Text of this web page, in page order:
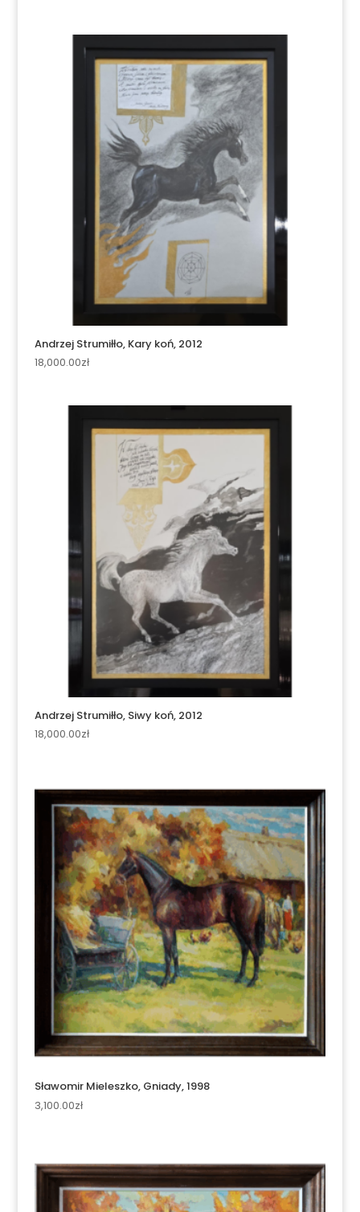
Andrzej Strumiłło, Kary koń, 2012
18,000.00zł
Andrzej Strumiłło, Siwy koń, 2012
18,000.00zł
Sławomir Mieleszko, Gniady, 1998
3,100.00zł